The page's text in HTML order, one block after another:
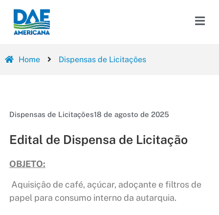
Home Dispensas de Licitações
Dispensas de Licitações18 de agosto de 2025
Edital de Dispensa de Licitação
OBJETO:
Aquisição de café, açúcar, adoçante e filtros de
papel para consumo interno da autarquia.